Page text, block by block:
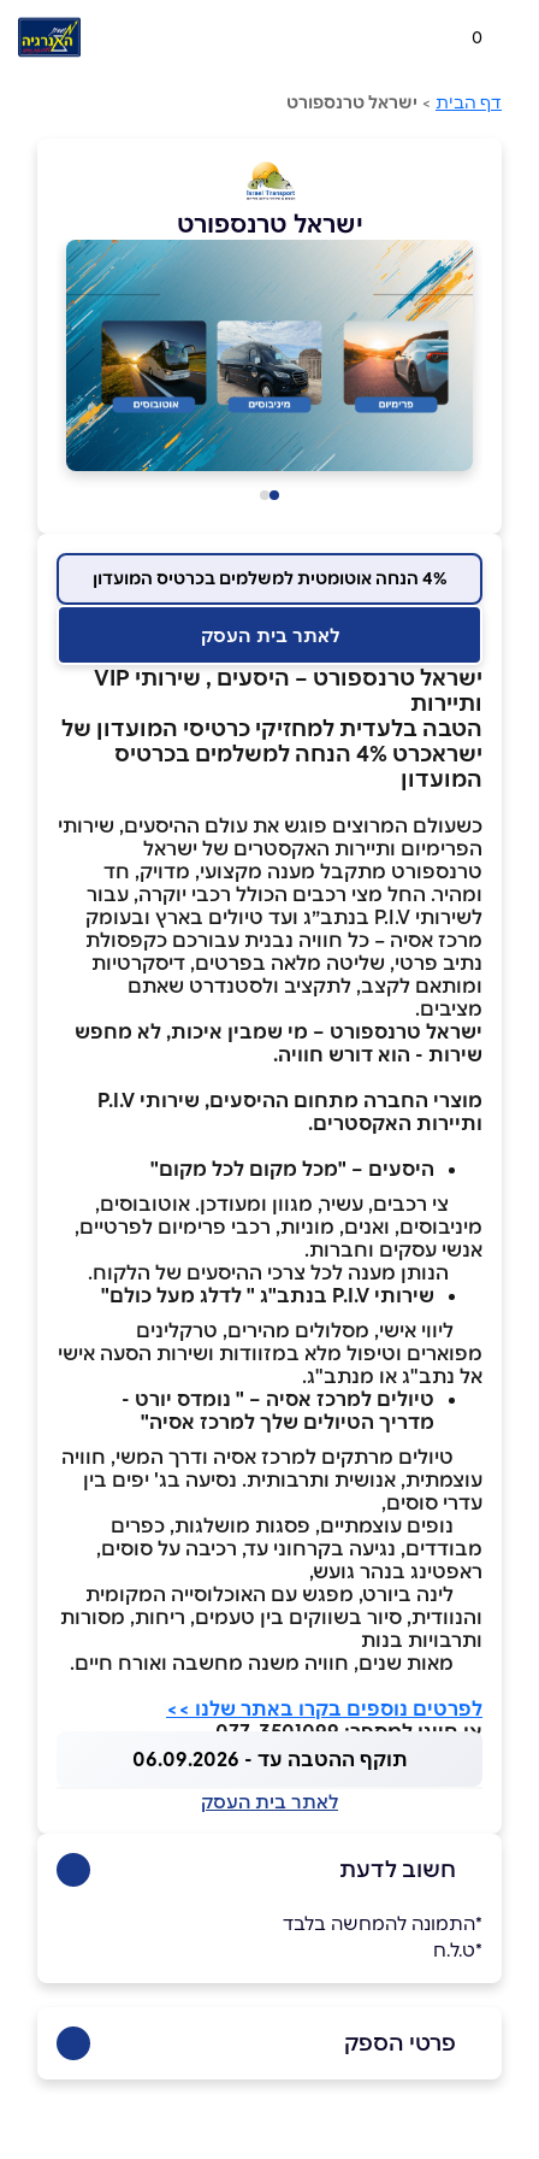
0
דף הבית > ישראל טרנספורט
ישראל טרנספורט
4% הנחה אוטומטית למשלמים בכרטיס המועדון
לאתר בית העסק
ישראל טרנספורט – היסעים , שירותי VIP
ותיירות
הטבה בלעדית למחזיקי כרטיסי המועדון של
ישראכרט 4% הנחה למשלמים בכרטיס
המועדון
כשעולם המרוצים פוגש את עולם ההיסעים, שירותי
הפרימיום ותיירות האקסטרים של ישראל
טרנספורט מתקבל מענה מקצועי, מדויק, חד
ומהיר. החל מצי רכבים הכולל רכבי יוקרה, עבור
לשירותי P.I.V בנתב״ג ועד טיולים בארץ ובעומק
מרכז אסיה – כל חוויה נבנית עבורכם כקפסולת
נתיב פרטי, שליטה מלאה בפרטים, דיסקרטיות
ומותאם לקצב, לתקציב ולסטנדרט שאתם
מציבים.
ישראל טרנספורט – מי שמבין איכות, לא מחפש
שירות - הוא דורש חוויה.
מוצרי החברה מתחום ההיסעים, שירותי P.I.V
ותיירות האקסטרים.
היסעים – "מכל מקום לכל מקום"
צי רכבים, עשיר, מגוון ומעודכן. אוטובוסים,
מיניבוסים, ואנים, מוניות, רכבי פרימיום לפרטיים,
אנשי עסקים וחברות.
הנותן מענה לכל צרכי ההיסעים של הלקוח.
שירותי P.I.V בנתב"ג " לדלג מעל כולם"
ליווי אישי, מסלולים מהירים, טרקלינים
מפוארים וטיפול מלא במזוודות ושירות הסעה אישי
אל נתב"ג או מנתב"ג.
טיולים למרכז אסיה – " נומדס יורט -
מדריך הטיולים שלך למרכז אסיה"
טיולים מרתקים למרכז אסיה ודרך המשי, חוויה
עוצמתית, אנושית ותרבותית. נסיעה בג' יפים בין
עדרי סוסים,
נופים עוצמתיים, פסגות מושלגות, כפרים
מבודדים, נגיעה בקרחוני עד, רכיבה על סוסים,
ראפטינג בנהר גועש,
לינה ביורט, מפגש עם האוכלוסייה המקומית
והנוודית, סיור בשווקים בין טעמים, ריחות, מסורות
ותרבויות בנות
מאות שנים, חוויה משנה מחשבה ואורח חיים.
לפרטים נוספים בקרו באתר שלנו >>
או חייגו למספר: 077-3501099
תוקף ההטבה עד - 06.09.2026
לאתר בית העסק
חשוב לדעת
*התמונה להמחשה בלבד
*ט.ל.ח
פרטי הספק